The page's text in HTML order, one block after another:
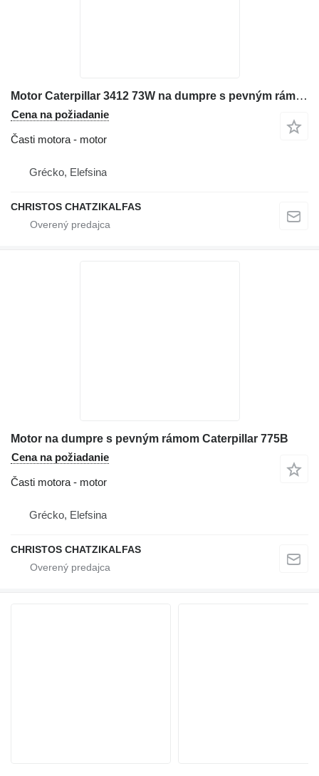
Motor Caterpillar 3412 73W na dumpre s pevným rámom Caterpillar 773B
Cena na požiadanie
Časti motora - motor
Grécko, Elefsina
CHRISTOS CHATZIKALFAS
Motor na dumpre s pevným rámom Caterpillar 775B
Cena na požiadanie
Časti motora - motor
Grécko, Elefsina
CHRISTOS CHATZIKALFAS